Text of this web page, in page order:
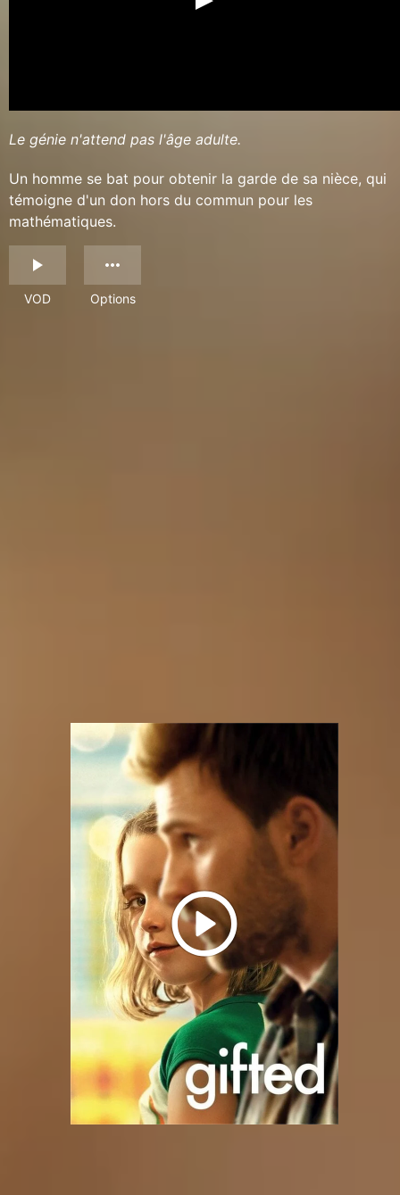
Le génie n'attend pas l'âge adulte.
Un homme se bat pour obtenir la garde de sa nièce, qui
témoigne d'un don hors du commun pour les
mathématiques.
VOD Options